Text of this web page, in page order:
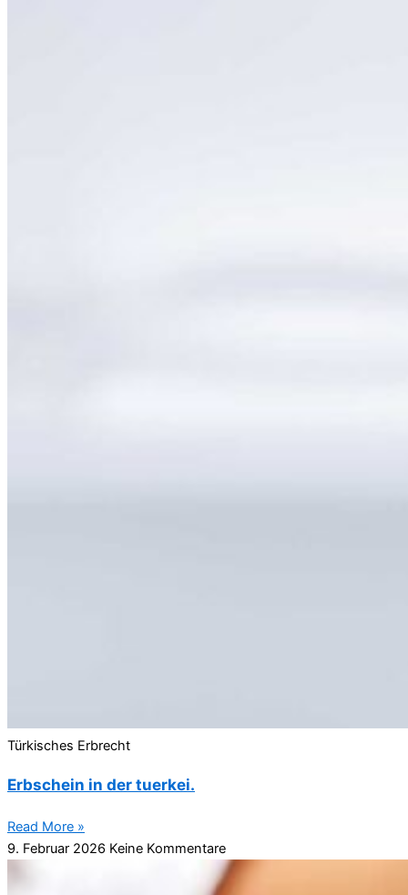
Türkisches Erbrecht
Erbschein in der tuerkei.
Read More »
9. Februar 2026 Keine Kommentare